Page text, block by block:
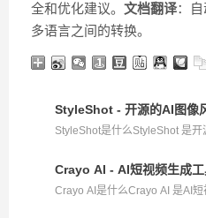
全和优化建议。 文档翻译：
多语言之间的转换。
StyleShot - 开源的AI图像
StyleShot是什么StyleShot 是
Crayo AI - AI短视频生成工
Crayo AI是什么Crayo AI 是AI